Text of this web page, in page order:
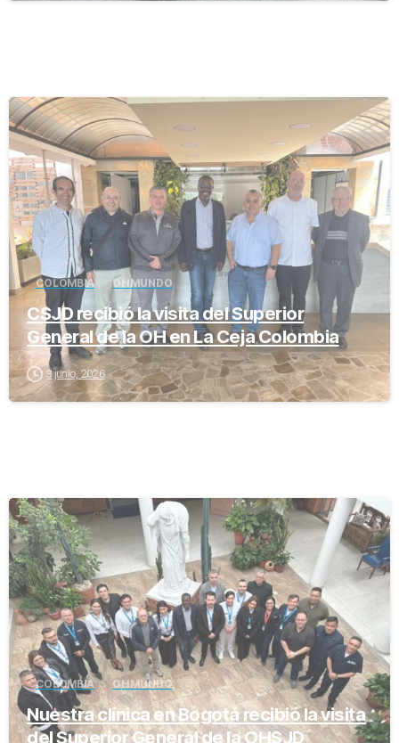
-
COLOMBIA OH MUNDO
CSJD recibió la visita del Superior
General de la OH en La Ceja Colombia
3 junio, 2026
-
COLOMBIA OH MUNDO
Nuestra clínica en Bogotá recibió la visita
del Superior General de la OHSJD